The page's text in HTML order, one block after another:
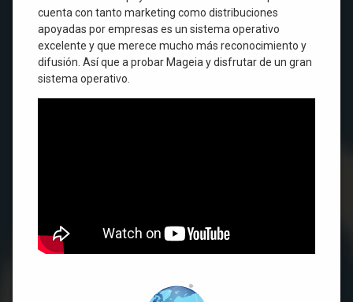
cuenta con tanto marketing como distribuciones
apoyadas por empresas es un sistema operativo
excelente y que merece mucho más reconocimiento y
difusión. Así que a probar Mageia y disfrutar de un gran
sistema operativo.